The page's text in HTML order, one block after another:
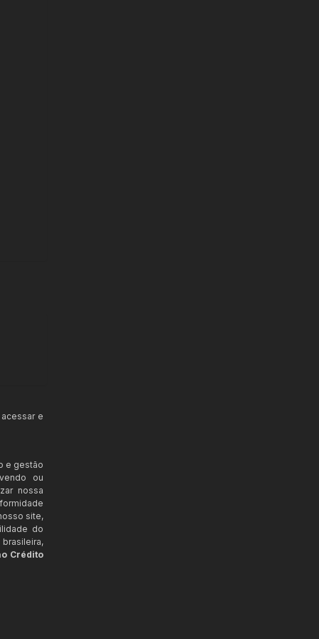
e
e gestão
ou
nossa
site,
do
Crédito